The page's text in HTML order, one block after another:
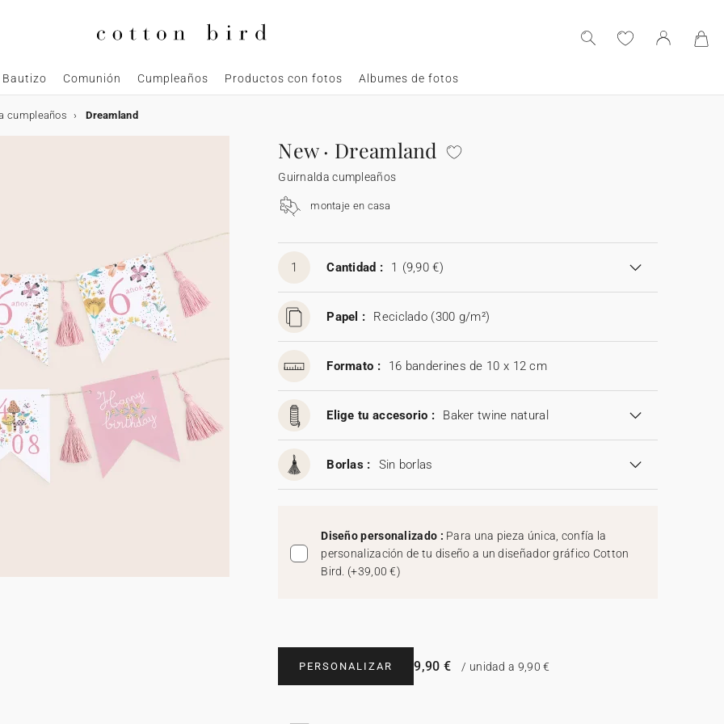
Bautizo Comunión Cumpleaños Productos con fotos Albumes de fotos
cumpleaños Dreamland
New · Dreamland
Guirnalda cumpleaños
montaje en casa
1 Cantidad : 1 (9,90 €)
Papel : Reciclado (300 g/m²)
Formato : 16 banderines de 10 x 12 cm
Elige tu accesorio : Baker twine natural
Borlas : Sin borlas
Diseño personalizado : Para una pieza única, confía la
personalización de tu diseño a un diseñador gráfico Cotton
Bird. (+39,00 €)
PERSONALIZAR 9,90 € / unidad a 9,90 €